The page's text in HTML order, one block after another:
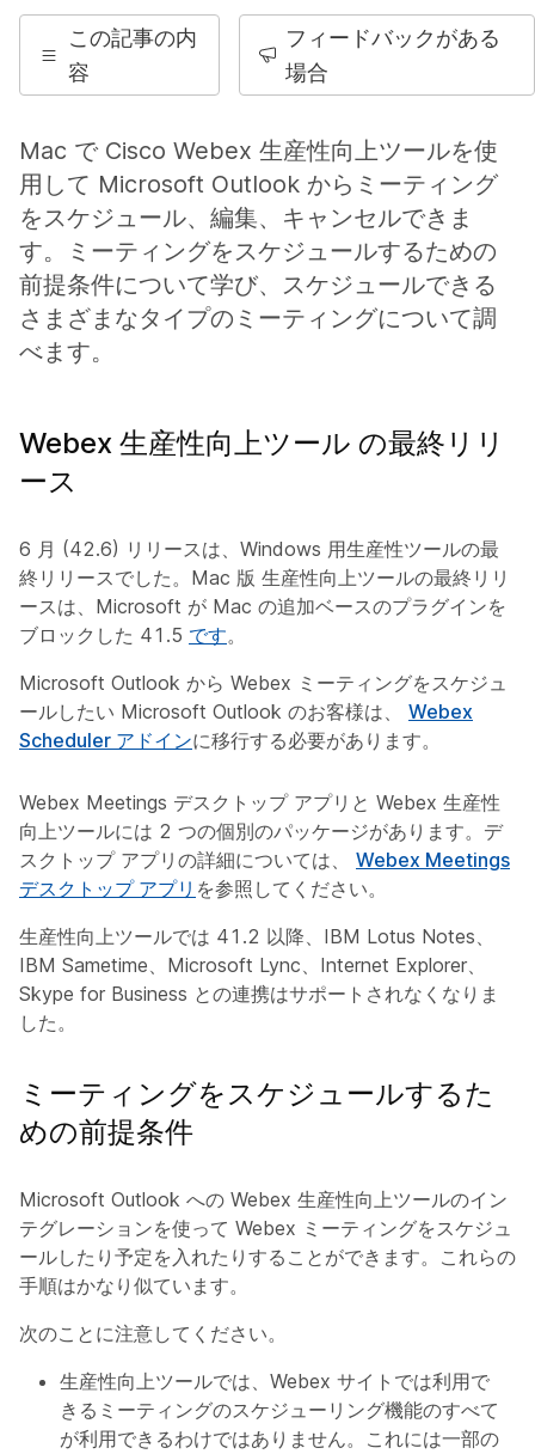
この記事の内
容
フィードバックがある
場合
Mac で Cisco Webex 生産性向上ツールを使
用して Microsoft Outlook からミーティング
をスケジュール、編集、キャンセルできま
す。ミーティングをスケジュールするための
前提条件について学び、スケジュールできる
さまざまなタイプのミーティングについて調
べます。
Webex 生産性向上ツール の最終リリ
ース
6 月 (42.6) リリースは、Windows 用生産性ツールの最
終リリースでした。Mac 版 生産性向上ツールの最終リリ
ースは、Microsoft が Mac の追加ベースのプラグインを
ブロックした 41.5 です。
Microsoft Outlook から Webex ミーティングをスケジュ
ールしたい Microsoft Outlook のお客様は、 Webex
Scheduler アドインに移行する必要があります。
Webex Meetings デスクトップ アプリと Webex 生産性
向上ツールには 2 つの個別のパッケージがあります。デ
スクトップ アプリの詳細については、 Webex Meetings
デスクトップ アプリ を参照してください。
生産性向上ツールでは 41.2 以降、IBM Lotus Notes、
IBM Sametime、Microsoft Lync、Internet Explorer、
Skype for Business との連携はサポートされなくなりま
した。
ミーティングをスケジュールするた
めの前提条件
Microsoft Outlook への Webex 生産性向上ツールのイン
テグレーションを使って Webex ミーティングをスケジュ
ールしたり予定を入れたりすることができます。これらの
手順はかなり似ています。
次のことに注意してください。
生産性向上ツールでは、Webex サイトでは利用で
きるミーティングのスケジューリング機能のすべて
が利用できるわけではありません。これには一部の